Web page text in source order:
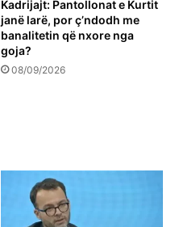
Kadrijajt: Pantollonat e Kurtit
janë larë, por ç’ndodh me
banalitetin që nxore nga
goja?
08/09/2026